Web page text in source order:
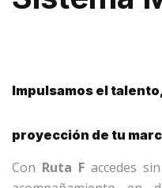
Impulsamos el
proyección de tu
Con Ruta Faccedes